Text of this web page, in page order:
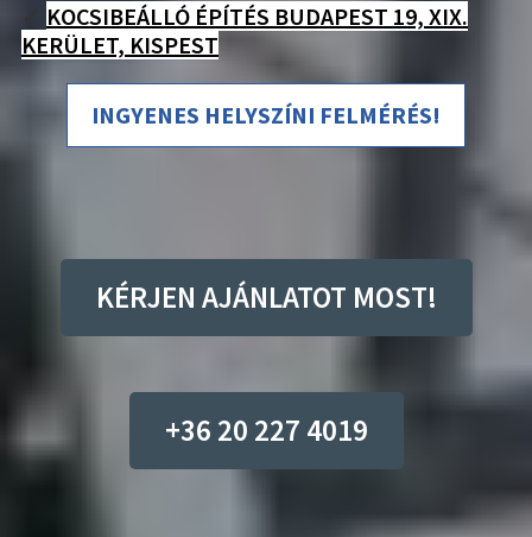
KOCSIBEÁLLÓ ÉPÍTÉS BUDAPEST 19, XIX.
KERÜLET, KISPEST
INGYENES HELYSZÍNI FELMÉRÉS!
KÉRJEN AJÁNLATOT MOST!
+36 20 227 4019